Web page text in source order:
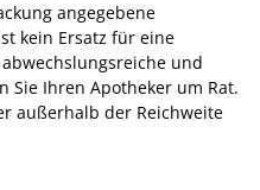
angegebene
kein Ersatz für eine
und
Sie Ihren Apotheker um Rat.
außerhalb der Reichweite